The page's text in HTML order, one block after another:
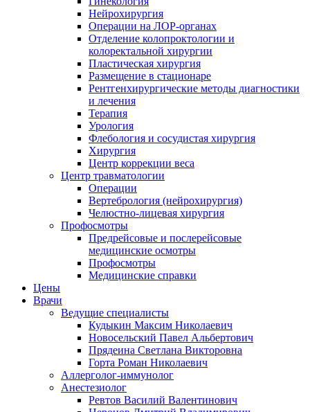
Нейрохирургия
Операции на ЛОР-органах
Отделение колопроктологии и
колоректальной хирургии
Пластическая хирургия
Размещение в стационаре
Рентгенхирургические методы диагностики
и лечения
Терапия
Урология
Флебология и сосудистая хирургия
Хирургия
Центр коррекции веса
Центр травматологии
Операции
Вертебрология (нейрохирургия)
Челюстно-лицевая хирургия
Профосмотры
Предрейсовые и послерейсовые
медицинские осмотры
Профосмотры
Медицинские справки
Цены
Врачи
Ведущие специалисты
Кудыкин Максим Николаевич
Новосельский Павел Альбертович
Прядеина Светлана Викторовна
Горта Роман Николаевич
Аллерголог-иммунолог
Анестезиолог
Ревтов Василий Валентинович